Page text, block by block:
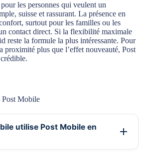
les personnes qui veulent un
suisse et rassurant. La présence en
surtout pour les familles ou les
contact direct. Si la flexibilité maximale
reste la formule la plus intéressante. Pour
proximité plus que l’effet nouveauté, Post
Mobile
utilise Post Mobile en